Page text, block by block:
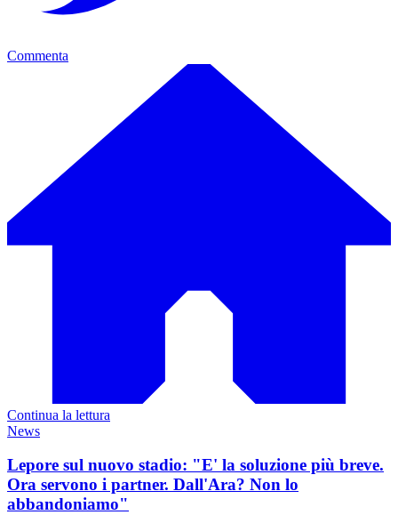
Commenta
Continua la lettura
News
Lepore sul nuovo stadio: "E' la soluzione più breve.
Ora servono i partner. Dall'Ara? Non lo
abbandoniamo"